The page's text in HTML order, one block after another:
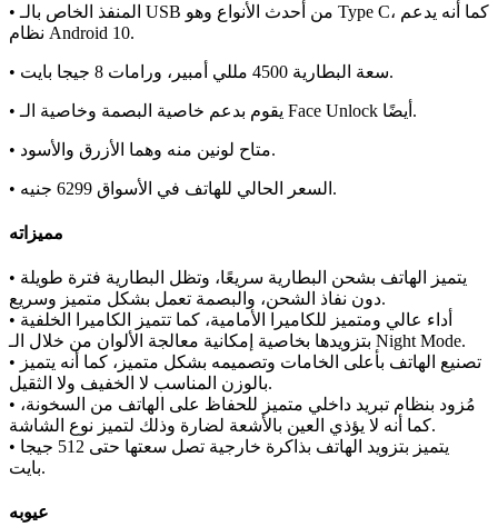
• المنفذ الخاص بالـ USB من أحدث الأنواع وهو Type C، كما أنه يدعم
نظام Android 10.
• سعة البطارية 4500 مللي أمبير، ورامات 8 جيجا بايت.
• يقوم بدعم خاصية البصمة وخاصية الـ Face Unlock أيضًا.
• متاح لونين منه وهما الأزرق والأسود.
• السعر الحالي للهاتف في الأسواق 6299 جنيه.
مميزاته
• يتميز الهاتف بشحن البطارية سريعًا، وتظل البطارية فترة طويلة
دون نفاذ الشحن، والبصمة تعمل بشكل متميز وسريع.
• أداء عالي ومتميز للكاميرا الأمامية، كما تتميز الكاميرا الخلفية
بتزويدها بخاصية إمكانية معالجة الألوان من خلال الـ Night Mode.
• تصنيع الهاتف بأعلى الخامات وتصميمه بشكل متميز، كما أنه يتميز
بالوزن المناسب لا الخفيف ولا الثقيل.
• مُزود بنظام تبريد داخلي متميز للحفاظ على الهاتف من السخونة،
كما أنه لا يؤذي العين بالأشعة لضارة وذلك لتميز نوع الشاشة.
• يتميز بتزويد الهاتف بذاكرة خارجية تصل سعتها حتى 512 جيجا
بايت.
عيوبه